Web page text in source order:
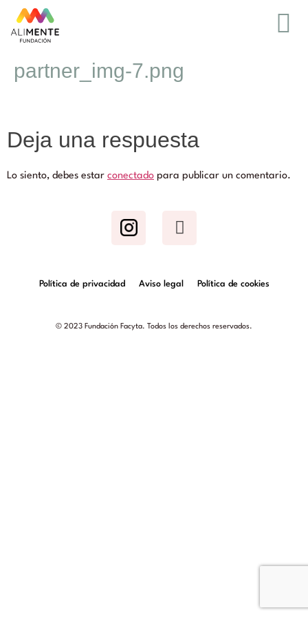
partner_img-7.png
Deja una respuesta
Lo siento, debes estar conectado para publicar un comentario.
Política de privacidad Aviso legal Política de cookies
© 2023 Fundación Facyta. Todos los derechos reservados.